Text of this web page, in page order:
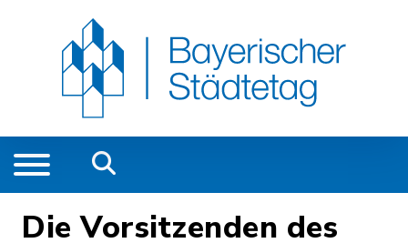
Die Vorsitzenden des